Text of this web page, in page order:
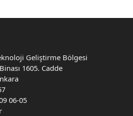
Geliştirme Bölgesi
1605. Cadde
06-05